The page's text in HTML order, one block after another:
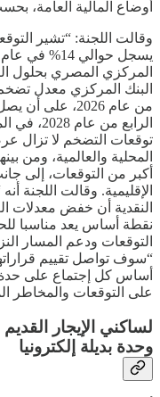
أوضاع المالية العامة،
وقالت اللجنة: “تشير
الرابع
توقعات التضخم لا تزال
المحلية والعالمية، ومن
أكبر من التوقعات، إلى
الإقليمية. وقالت اللجنة
نقطة أساس يعد مناسبا
التوقعات ودعم المسار
“سوف تواصل تقييم
أساس كل إجتماع على
على التوقعات والمخاطر
لساكني الإيجار
وحدة بديلة إلكترونيا